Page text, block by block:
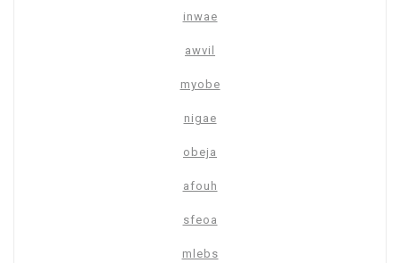
inwae
awvil
myobe
nigae
obeja
afouh
sfeoa
mlebs